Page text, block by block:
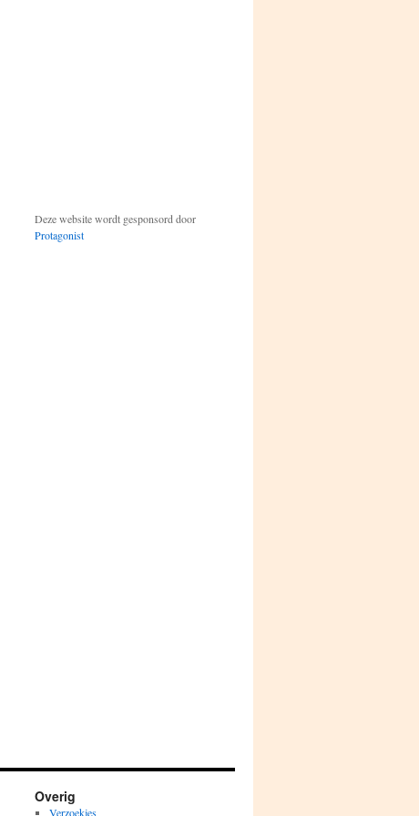
Deze website wordt gesponsord door
Protagonist
Overig
Verzoekjes